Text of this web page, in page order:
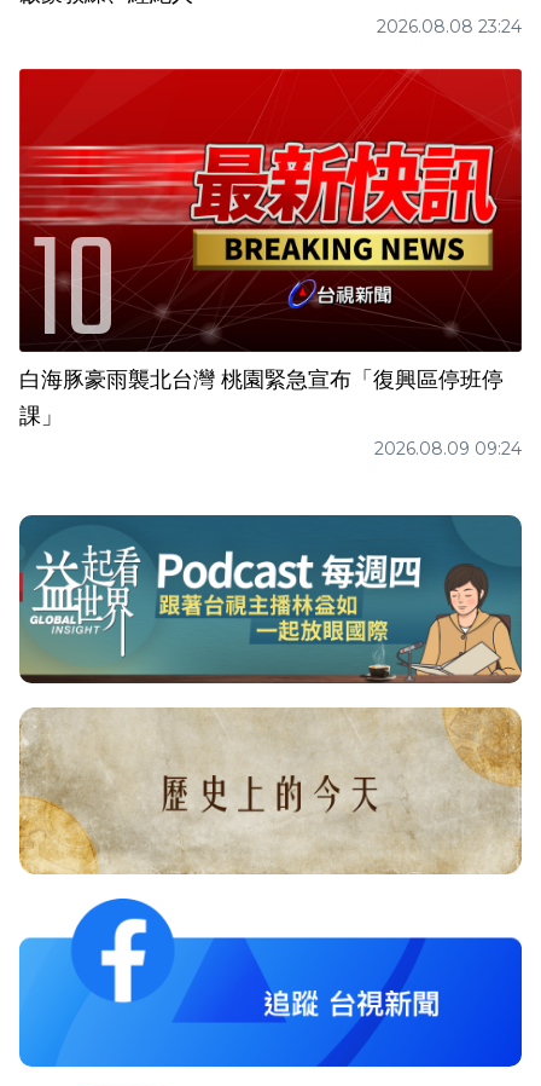
2026.08.08 23:24
白海豚豪雨襲北台灣 桃園緊急宣布「復興區停班停
課」
2026.08.09 09:24